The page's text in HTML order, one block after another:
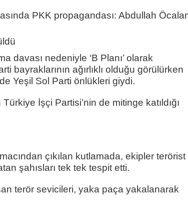
davası nedeniyle ‘B Planı’ olarak
bayraklarının ağırlıklı olduğu görülürken
Yeşil Sol Parti önlükleri giydi.
İşçi Partisi’nin de mitinge katıldığı
çıkılan kutlamada, ekipler terörist
şahısları tek tek tespit etti.
terör sevicileri, yaka paça yakalanarak